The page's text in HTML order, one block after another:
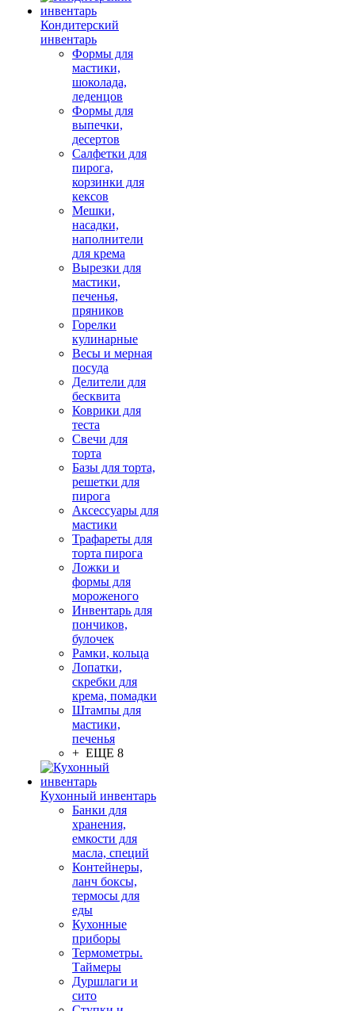
Кондитерский
инвентарь
Формы для
мастики,
шоколада,
леденцов
Формы для
выпечки,
десертов
Салфетки для
пирога,
корзинки для
кексов
Мешки,
насадки,
наполнители
для крема
Вырезки для
мастики,
печенья,
пряников
Горелки
кулинарные
Весы и мерная
посуда
Делители для
бесквита
Коврики для
теста
Свечи для
торта
Базы для торта,
решетки для
пирога
Аксессуары для
мастики
Трафареты для
торта пирога
Ложки и
формы для
мороженого
Инвентарь для
пончиков,
булочек
Рамки, кольца
Лопатки,
скребки для
крема, помадки
Штампы для
мастики,
печенья
+ ЕЩЕ 8
Кухонный инвентарь
Банки для
хранения,
емкости для
масла, специй
Контейнеры,
ланч боксы,
термосы для
еды
Кухонные
приборы
Термометры.
Таймеры
Дуршлаги и
сито